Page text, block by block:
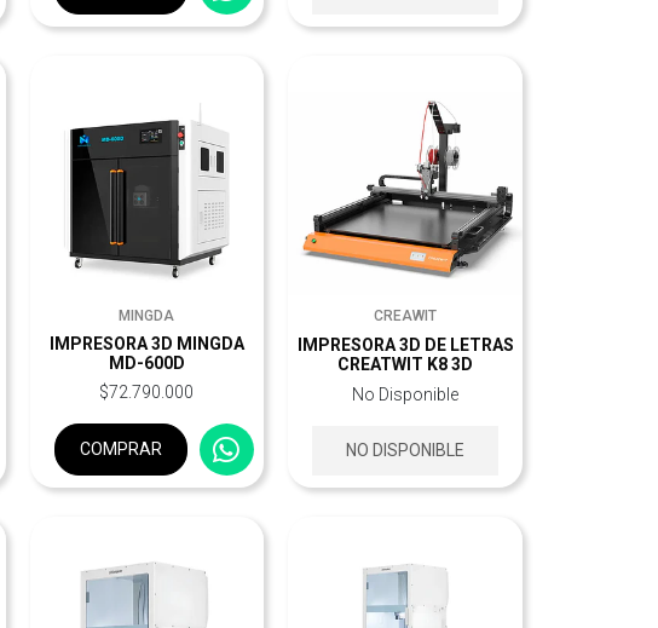
MINGDA
IMPRESORA 3D MINGDA
MD-600D
$72.790.000
COMPRAR
CREAWIT
IMPRESORA 3D DE LETRAS
CREATWIT K8 3D
No Disponible
NO DISPONIBLE